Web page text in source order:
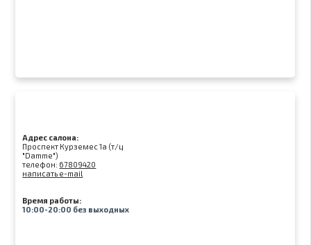
Адрес салона:
Проспект Курземес 1а (т/ц
"Damme")
телефон: 67809420
написать e-mail
Время работы:
10:00-20:00 без выходных